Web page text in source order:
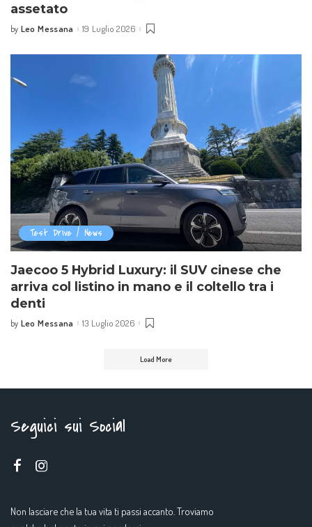
assetato
Posted
by Leo Messana 19 Luglio 2026
Test Drive / News
Jaecoo 5 Hybrid Luxury: il SUV cinese che
arriva col listino in mano e il coltello tra i
denti
Posted
by Leo Messana 13 Luglio 2026
Load More
Seguici sui Social
Non lasciare che la tua vita ti passi accanto. Troviamo